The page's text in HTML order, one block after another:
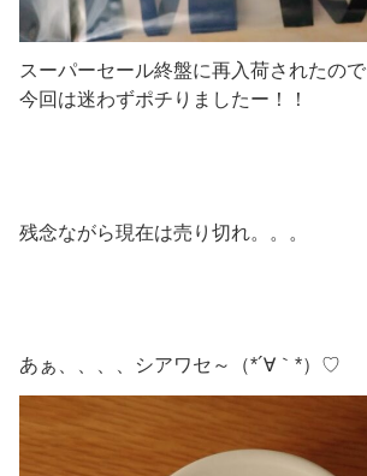
スーパーセール終盤に再入荷されたので
今回は迷わずポチりましたー！！
残念ながら現在は売り切れ。。。
あぁ、、、、シアワセ～（*´∀｀*）♡